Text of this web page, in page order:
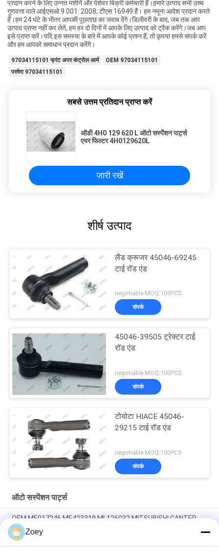
प्रदान करने के लिए उन्नत मशीनें और पेशेवर बिक्री कर्मचारी हैं।हमारे उत्पाद सभी उच्च
गुणवत्ता वाले आईएसओ 9 001: 2008; टीएस 16949 हैं। हम नमूना आदेश प्रदान करते
हैं।हम 24 घंटे के भीतर आपकी पूछताछ का जवाब देंगे।डिलीवरी के बाद, जब तक आप
उत्पाद प्राप्त नहीं कर लेते, हम हर दो दिनों में आपके लिए उत्पाद को ट्रैक करेंगे।जब आप
इसे प्राप्त करें।यदि इस समस्या के बारे में आपके कोई प्रश्न हैं, तो कृपया हमसे संपर्क करें
और हम आपको समाधान प्रदान करेंगे।
97034115101 फ्रंट अपर कंट्रोल आर्म
OEM 97034115101
परमेरा 97034115101
सबसे उत्तम प्रतिदान प्राप्त करें
ऑडी 4H0 129 620 L ऑटो सस्पेंशन पार्ट्स
एयर फिल्टर 4H0129620L
जारी रखें
शीर्ष उत्पाद
लैंड क्रूजर 45046-69245
टाई रॉड एंड
negotiable MOQ:100PCS
संपर्क
45046-39505 ट्रेक्टर टाई
रॉड एंड
negotiable MOQ:100PCS
संपर्क
टोयोटा HIACE 45046-
29215 टाई रॉड एंड
negotiable MOQ:100PCS
संपर्क
ऑटो सस्पेंशन पार्ट्स
OEM ME017246 ME423319 ML126032 MITSUBISHI CANTER
4M42-0AT के लिए एयर फ़िल्टर
OEM MB120298 MB120476 एयर फ़िल्टर MITSUBISHI CANTER
Zoey